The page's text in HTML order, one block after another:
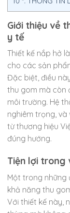
Giới thiệu về
y tế
Thiết kế nắp hở
cho các sản
Đặc biệt, điều
thu gom mà còn
môi trường. Hệ
nghiêm trọng, và
từ thương hiệu
đúng hướng.
Tiện lợi trong
Một trong những
khả năng thu
Với thiết kế này,